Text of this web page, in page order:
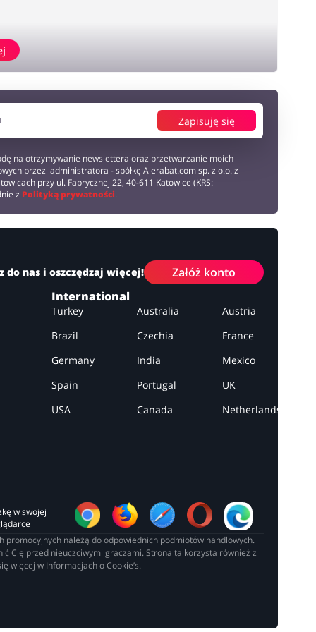
Zapisuję się
na otrzymywanie newslettera oraz przetwarzanie moich
przez administratora - spółkę Alerabat.com sp. z o.o. z
przy ul. Fabrycznej 22, 40-611 Katowice (KRS:
z Polityką prywatności.
do nas i oszczędzaj więcej! Załóż konto
International
Turkey Australia
Austria
Brazil
Czechia
France
Germany
India
Mexico
Spain
Portugal
UK
USA
Canada Netherlands
w swojej
promocyjnych należą do odpowiednich podmiotów handlowych.
Cię przed nieuczciwymi graczami. Strona ta korzysta również z
więcej w Informacjach o Cookie’s.